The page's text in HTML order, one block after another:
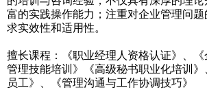
富的实践操作能力；注重对企业管理问
求实效性和适用性。
擅长课程：《职业经理人资格认证》、
管理技能培训》《高级秘书职业化培训
员工》、《管理沟通与工作协调技巧》